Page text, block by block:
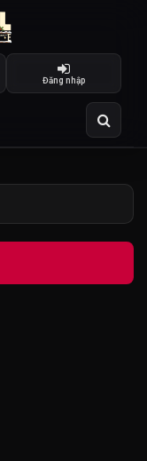
Đăng nhập